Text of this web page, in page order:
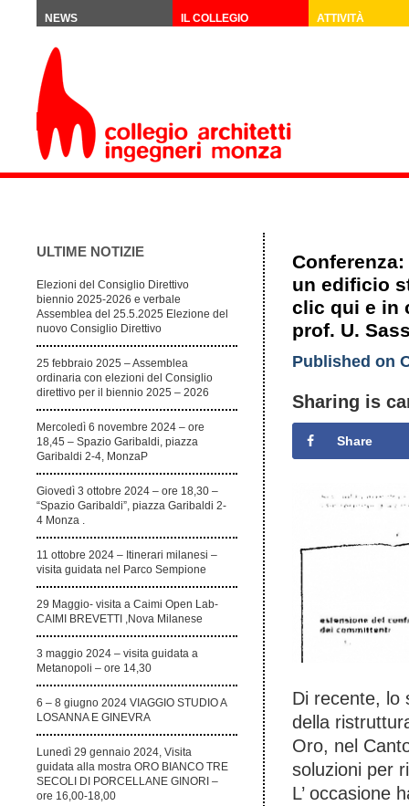
NEWS IL COLLEGIO ATTIVITÀ
ULTIME NOTIZIE
Elezioni del Consiglio Direttivo
biennio 2025-2026 e verbale
Assemblea del 25.5.2025 Elezione del
nuovo Consiglio Direttivo
25 febbraio 2025 – Assemblea
ordinaria con elezioni del Consiglio
direttivo per il biennio 2025 – 2026
Mercoledì 6 novembre 2024 – ore
18,45 – Spazio Garibaldi, piazza
Garibaldi 2-4, MonzaP
Giovedì 3 ottobre 2024 – ore 18,30 –
“Spazio Garibaldi”, piazza Garibaldi 2-
4 Monza .
11 ottobre 2024 – Itinerari milanesi –
visita guidata nel Parco Sempione
29 Maggio- visita a Caimi Open Lab-
CAIMI BREVETTI ,Nova Milanese
3 maggio 2024 – visita guidata a
Metanopoli – ore 14,30
6 – 8 giugno 2024 VIAGGIO STUDIO A
LOSANNA E GINEVRA
Lunedì 29 gennaio 2024, Visita
guidata alla mostra ORO BIANCO TRE
SECOLI DI PORCELLANE GINORI –
ore 16,00-18,00
un edificio
clic qui e in
prof. U.
Published on
Sharing is
Share
Di recente, lo
della
Oro, nel
soluzioni per
L’ occasione